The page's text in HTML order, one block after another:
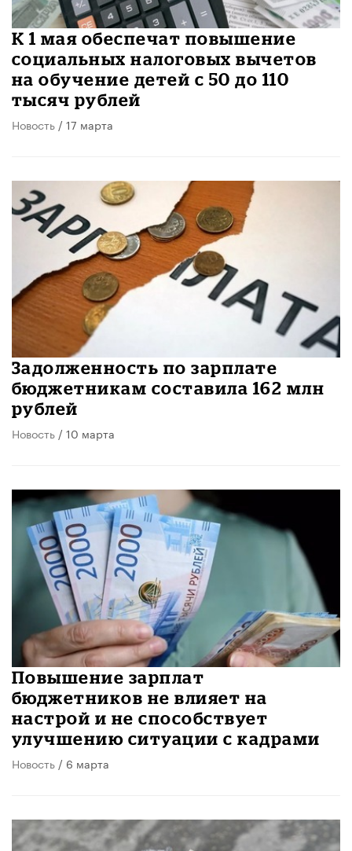
К 1 мая обеспечат повышение
социальных налоговых вычетов
на обучение детей с 50 до 110
тысяч рублей
Новость / 17 марта
Задолженность по зарплате
бюджетникам составила 162 млн
рублей
Новость / 10 марта
Повышение зарплат
бюджетников не влияет на
настрой и не способствует
улучшению ситуации с кадрами
Новость / 6 марта